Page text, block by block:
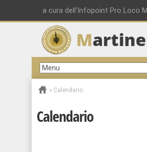
a cura dell'Infopoint Pro Loco
M
» Calendario
Calendario